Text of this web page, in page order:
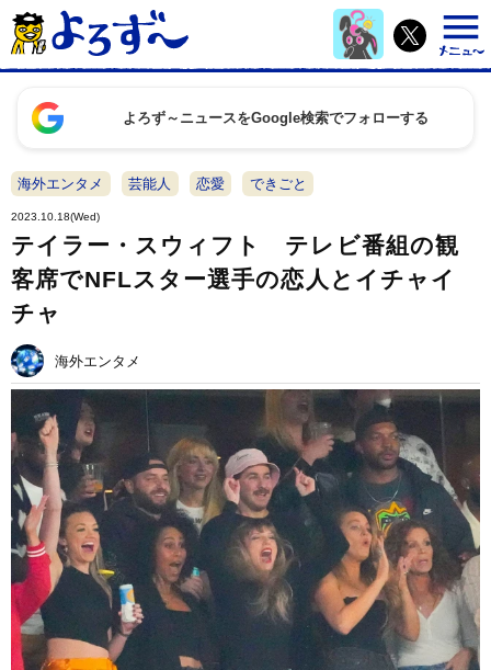
よろず～ニュースをGoogle検索でフォローする
海外エンタメ 芸能人 恋愛 できごと
2023.10.18(Wed)
テイラー・スウィフト テレビ番組の観
客席でNFLスター選手の恋人とイチャイ
チャ
海外エンタメ